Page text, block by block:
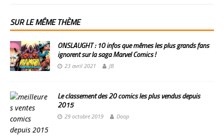
SUR LE MÊME THÈME
ONSLAUGHT : 10 infos que mêmes les plus grands fans
ignorent sur la saga Marvel Comics !
23 avril 2021 JB
Le classement des 20 comics les plus vendus depuis
2015
29 octobre 2019 Doop